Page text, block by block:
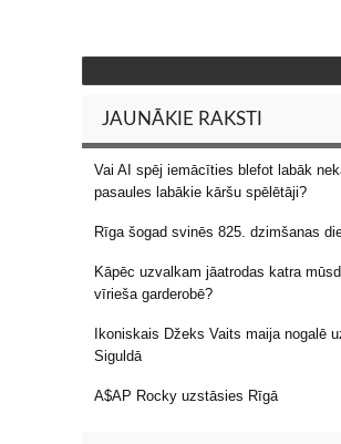
JAUNĀKIE RAKSTI
Vai AI spēj iemācīties blefot labāk
pasaules labākie kāršu spēlētāji?
Rīga šogad svinēs 825. dzimšanas
Kāpēc uzvalkam jāatrodas katra
vīrieša garderobē?
Ikoniskais Džeks Vaits maija nogalē
Siguldā
A$AP Rocky uzstāsies Rīgā